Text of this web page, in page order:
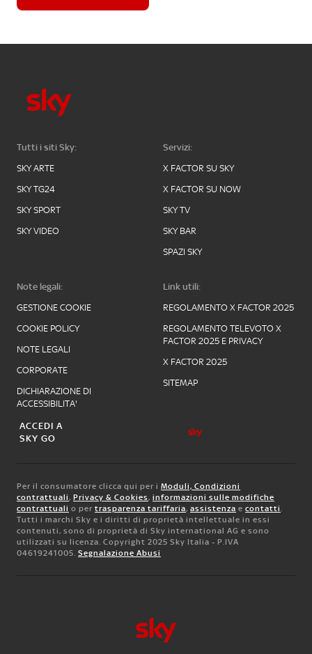
Tutti i siti Sky:
SKY ARTE
SKY TG24
SKY SPORT
SKY VIDEO
Servizi:
X FACTOR SU SKY
X FACTOR SU NOW
SKY TV
SKY BAR
SPAZI SKY
Note legali:
GESTIONE COOKIE
COOKIE POLICY
NOTE LEGALI
CORPORATE
DICHIARAZIONE DI
ACCESSIBILITA'
Link utili:
REGOLAMENTO X FACTOR 2025
REGOLAMENTO TELEVOTO X
FACTOR 2025 E PRIVACY
X FACTOR 2025
SITEMAP
ACCEDI A
SKY GO
Per il consumatore clicca qui per i Moduli, Condizioni
contrattuali, Privacy & Cookies, informazioni sulle modifiche
contrattuali o per trasparenza tariffaria, assistenza e contatti.
Tutti i marchi Sky e i diritti di proprietà intellettuale in essi
contenuti, sono di proprietà di Sky international AG e sono
utilizzati su licenza. Copyright 2025 Sky Italia - P.IVA
04619241005. Segnalazione Abusi